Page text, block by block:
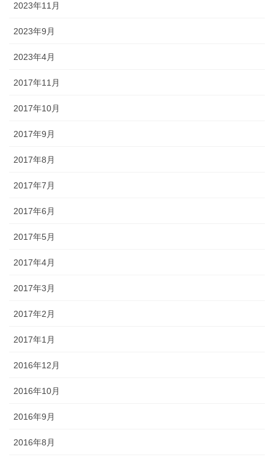
2023年11月
2023年9月
2023年4月
2017年11月
2017年10月
2017年9月
2017年8月
2017年7月
2017年6月
2017年5月
2017年4月
2017年3月
2017年2月
2017年1月
2016年12月
2016年10月
2016年9月
2016年8月